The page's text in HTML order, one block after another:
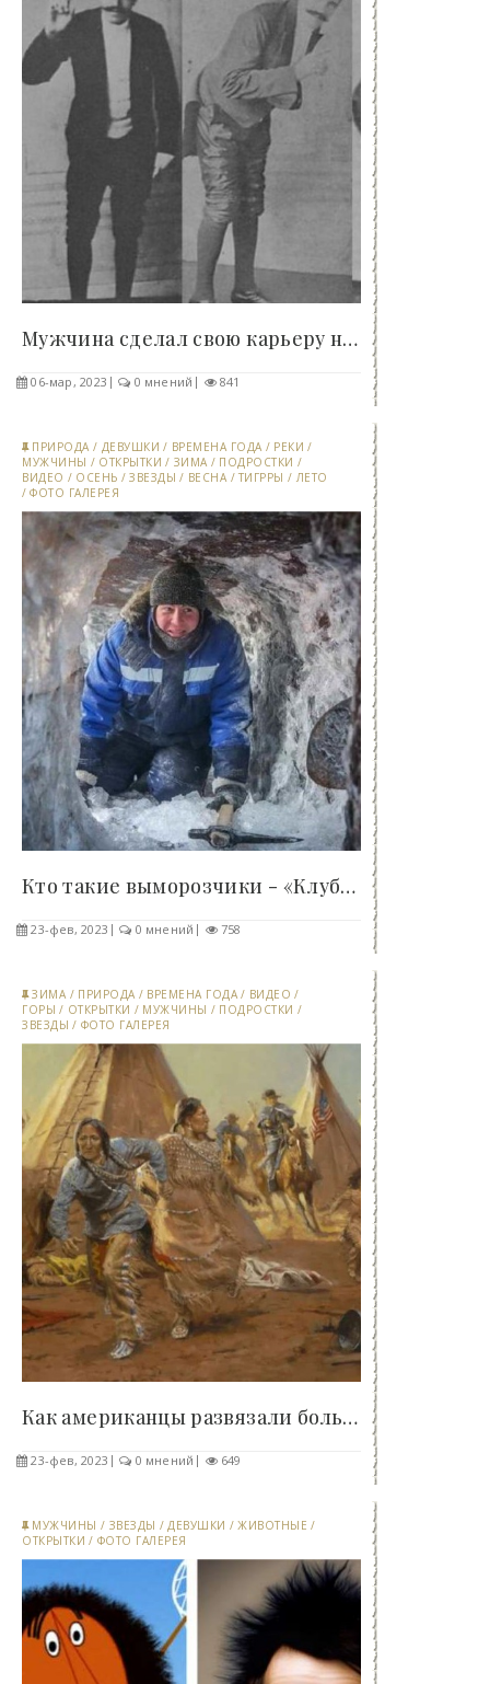
Мужчина сделал свою карьеру на умении всасывать..
06-мар, 2023 0 мнений 841
ПРИРОДА / ДЕВУШКИ / ВРЕМЕНА ГОДА / РЕКИ /
МУЖЧИНЫ / ОТКРЫТКИ / ЗИМА / ПОДРОСТКИ /
ВИДЕО / ОСЕНЬ /ЗВЕЗДЫ / ВЕСНА / ТИГРРЫ / ЛЕТО
/ФОТО ГАЛЕРЕЯ
Кто такие выморозчики - «Клуб - Юмора»..
23-фев, 2023 0 мнений 758
ЗИМА / ПРИРОДА / ВРЕМЕНА ГОДА / ВИДЕО /
ГОРЫ / ОТКРЫТКИ / МУЖЧИНЫ / ПОДРОСТКИ /
ЗВЕЗДЫ / ФОТО ГАЛЕРЕЯ
Как американцы развязали большую войну с..
23-фев, 2023 0 мнений 649
МУЖЧИНЫ / ЗВЕЗДЫ /ДЕВУШКИ /ЖИВОТНЫЕ /
ОТКРЫТКИ / ФОТО ГАЛЕРЕЯ